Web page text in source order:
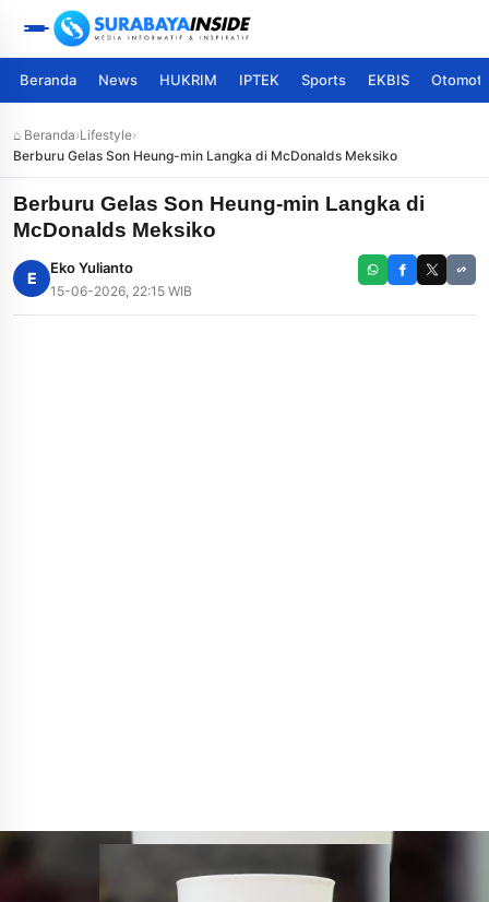
Beranda News HUKRIM IPTEK Sports EKBIS
⌂ Beranda›Lifestyle›
Berburu Gelas Son Heung-min Langka di McDonalds Meksiko
Berburu Gelas Son Heung-min Langka di
McDonalds Meksiko
E
Eko Yulianto
15-06-2026, 22:15 WIB